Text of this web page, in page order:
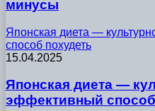
минусы
Японская диета —
способ похудеть
15.04.2025
Японская диета —
эффективный способ